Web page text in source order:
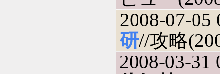
2008-07-05
研//攻略
2008-03-31